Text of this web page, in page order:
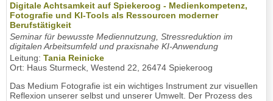
Digitale Achtsamkeit auf Spiekeroog - Medienkompetenz,
Fotografie und KI-Tools als Ressourcen moderner
Berufstätigkeit
Seminar für bewusste Mediennutzung, Stressreduktion im
digitalen Arbeitsumfeld und praxisnahe KI-Anwendung
Leitung: Tania Reinicke
Ort: Haus Sturmeck, Westend 22, 26474 Spiekeroog
Das Medium Fotografie ist ein wichtiges Instrument zur visuellen
Reflexion unserer selbst und unserer Umwelt. Der Prozess des